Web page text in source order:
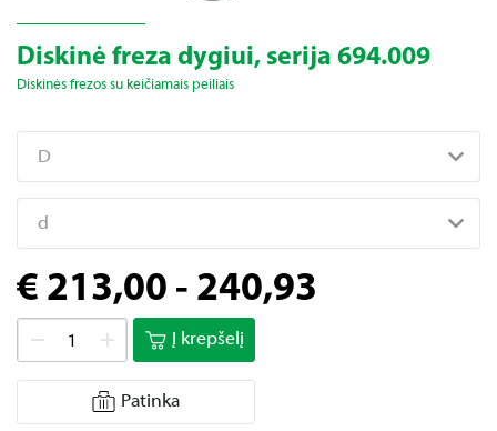
Diskinė freza dygiui, serija 694.009
Diskinės frezos su keičiamais peiliais
D
d
€ 213,00 - 240,93
Į krepšelį
Patinka